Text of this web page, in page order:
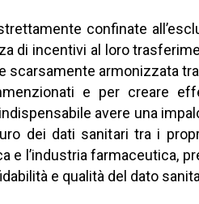
confinate
di incentivi al loro
scarsamente armonizzata
e per creare
avere una
dei dati sanitari tra i
e l’industria farmaceutica,
e qualità del dato